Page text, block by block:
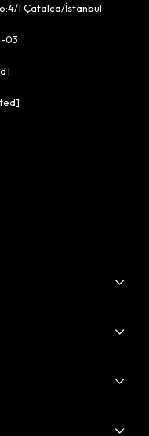
1 Çatalca/İstanbul
03